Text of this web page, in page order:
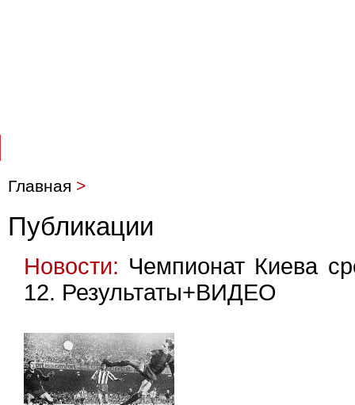
Главная >
Публикации
Новости: Чемпионат Киева
12. Результаты+ВИДЕО